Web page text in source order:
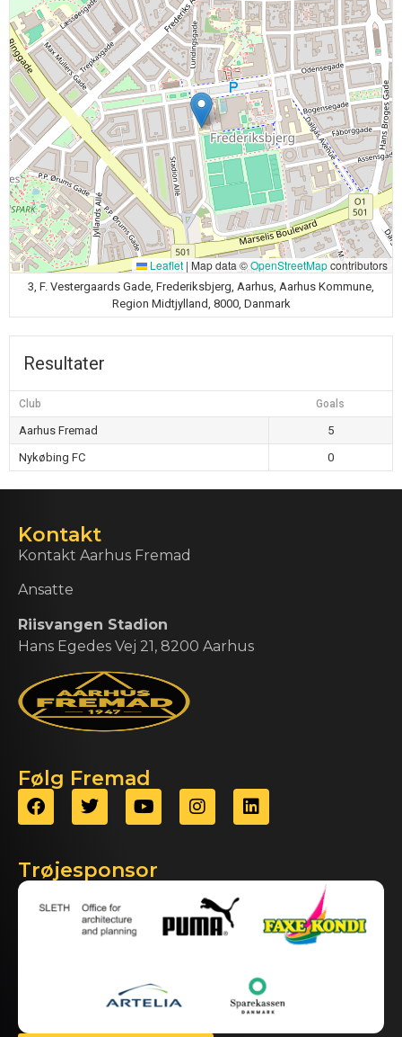
Leaflet | Map data ©OpenStreetMapcontributors
3, F. Vestergaards Gade, Frederiksbjerg, Aarhus, Aarhus Kommune,
Region Midtjylland, 8000, Danmark
Resultater
Club Goals
Aarhus Fremad
5
Nykøbing FC
0
Kontakt
Kontakt Aarhus Fremad
Ansatte
Riisvangen Stadion
Hans Egedes Vej 21, 8200 Aarhus
Følg Fremad
Trøjesponsor